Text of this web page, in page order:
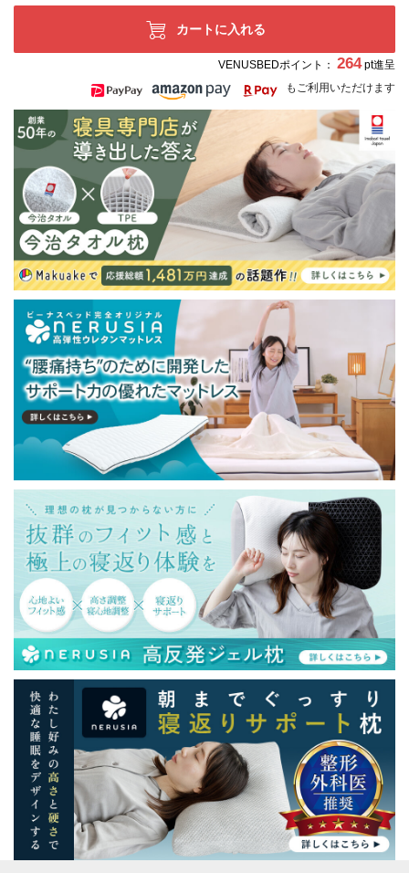
カートに入れる
VENUSBEDポイント： 264 pt進呈
もご利用いただけます